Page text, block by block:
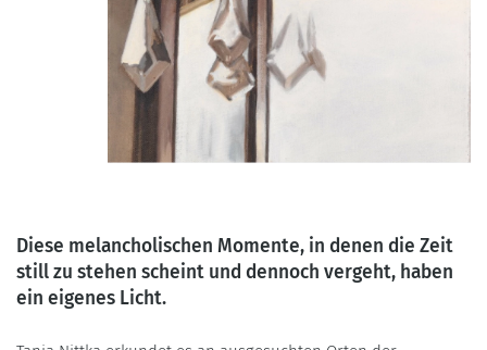
Diese melancholischen Momente, in denen die Zeit
still zu stehen scheint und dennoch vergeht, haben
ein eigenes Licht.